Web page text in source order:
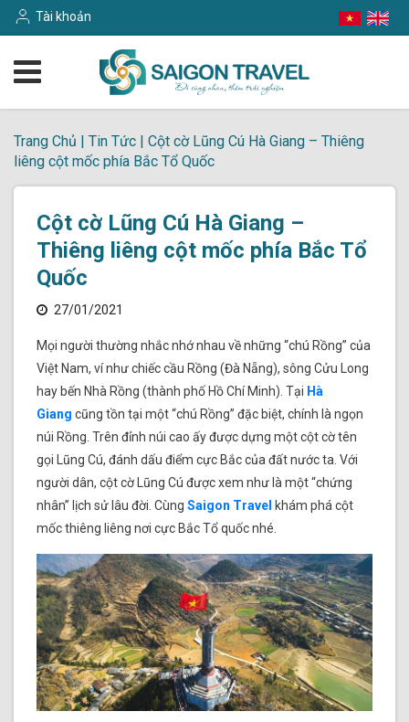
Tài khoản
Trang Chủ | Tin Tức | Cột cờ Lũng Cú Hà Giang – Thiêng
liêng cột mốc phía Bắc Tổ Quốc
Cột cờ Lũng Cú Hà Giang –
Thiêng liêng cột mốc phía Bắc Tổ
Quốc
27/01/2021
Mọi người thường nhắc nhớ nhau về những “chú Rồng” của
Việt Nam, ví như chiếc cầu Rồng (Đà Nẵng), sông Cửu Long
hay bến Nhà Rồng (thành phố Hồ Chí Minh). Tại Hà
Giang cũng tồn tại một “chú Rồng” đặc biệt, chính là ngọn
núi Rồng. Trên đỉnh núi cao ấy được dựng một cột cờ tên
gọi Lũng Cú, đánh dấu điểm cực Bắc của đất nước ta. Với
người dân, cột cờ Lũng Cú được xem như là một “chứng
nhân” lịch sử lâu đời. Cùng Saigon Travel khám phá cột
mốc thiêng liêng nơi cực Bắc Tổ quốc nhé.